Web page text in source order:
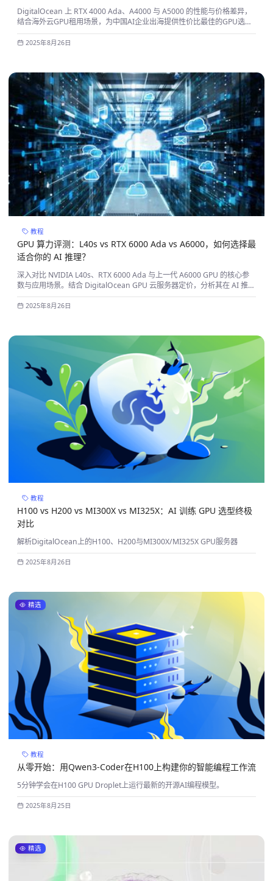
DigitalOcean 上 RTX 4000 Ada、A4000 与 A5000 的性能与价格差异，
结合海外云GPU租用场景，为中国AI企业出海提供性价比最佳的GPU选型
指南。
2025年8月26日
教程
GPU 算力评测：L40s vs RTX 6000 Ada vs A6000，如何选择最
适合你的 AI 推理？
深入对比 NVIDIA L40s、RTX 6000 Ada 与上一代 A6000 GPU 的核心参
数与应用场景。结合 DigitalOcean GPU 云服务器定价，分析其在 AI 推理
（FP8 算力）、3D 渲染及视频处理中的性价比，助您选择最适合的 GPU
算力方案。
2025年8月26日
教程
H100 vs H200 vs MI300X vs MI325X：AI 训练 GPU 选型终极
对比
解析DigitalOcean上的H100、H200与MI300X/MI325X GPU服务器
2025年8月26日
精选
教程
从零开始：用Qwen3-Coder在H100上构建你的智能编程工作流
5分钟学会在H100 GPU Droplet上运行最新的开源AI编程模型。
2025年8月25日
精选